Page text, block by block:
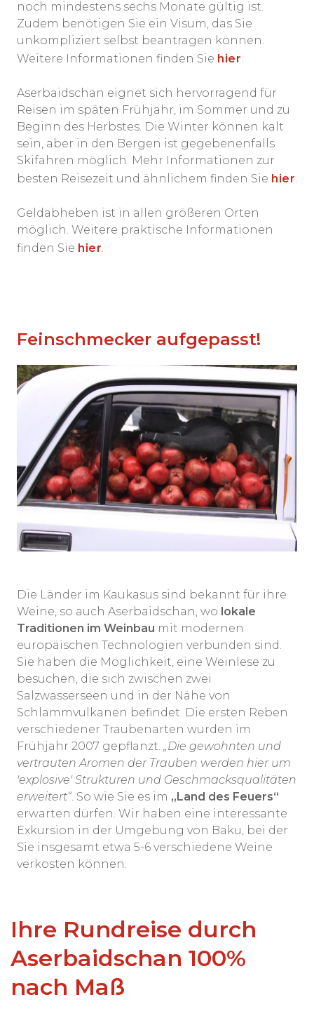
noch mindestens sechs Monate gültig ist.
Zudem benötigen Sie ein Visum, das Sie
unkompliziert selbst beantragen können.
Weitere Informationen finden Sie hier
Aserbaidschan eignet sich hervorragend für
Reisen im späten Frühjahr, im Sommer und zu
Beginn des Herbstes. Die Winter können kalt
sein, aber in den Bergen ist gegebenenfalls
Skifahren möglich. Mehr Informationen zur
besten Reisezeit und ähnlichem finden Sie hier
Geldabheben ist in allen größeren Orten
möglich. Weitere praktische Informationen
finden Sie hier
Feinschmecker aufgepasst!
Die Länder im Kaukasus sind bekannt für ihre
Weine, so auch Aserbaidschan, wo lokale
Traditionen im Weinbau mit modernen
europäischen Technologien verbunden sind.
Sie haben die Möglichkeit, eine Weinlese zu
besuchen, die sich zwischen zwei
Salzwasserseen und in der Nähe von
Schlammvulkanen befindet. Die ersten Reben
verschiedener Traubenarten wurden im
Frühjahr 2007 gepflanzt. „Die gewohnten und
vertrauten Aromen der Trauben werden hier um
'explosive' Strukturen und Geschmacksqualitäten
erweitert“. So wie Sie es im „Land des Feuers“
erwarten dürfen. Wir haben eine interessante
Exkursion in der Umgebung von Baku, bei der
Sie insgesamt etwa 5-6 verschiedene Weine
verkosten können.
Ihre Rundreise durch
Aserbaidschan 100%
nach Maß